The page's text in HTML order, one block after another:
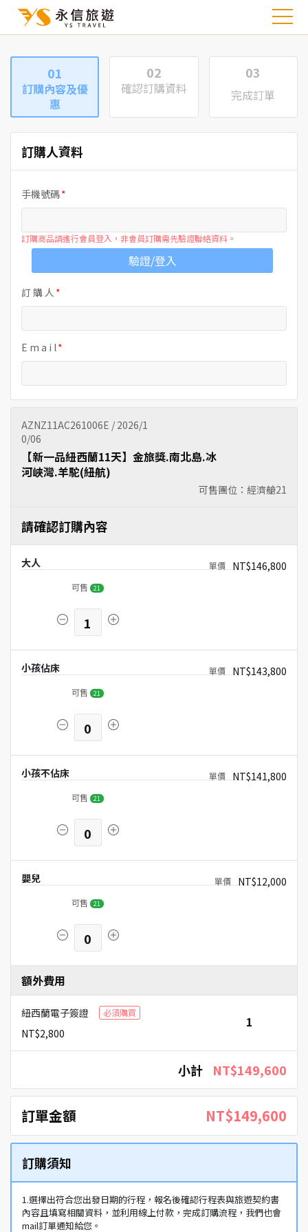
01
訂購內容及優
惠
02
確認訂購資料
03
完成訂單
訂購人資料
手機號碼
訂購商品請進行會員登入，非會員訂購需先驗證聯絡資料。
驗證/登入
訂 購 人
E m a i l
AZNZ11AC261006E / 2026/1
0/06
可售團位：經濟艙21
【新一品紐西蘭11天】金旅獎.南北島.冰
河峽灣.羊駝(紐航)
請確認訂購內容
大人 NT$146,800
可售 21
1
小孩佔床 NT$143,800
可售 21
0
小孩不佔床 NT$141,800
可售 21
0
嬰兒 NT$12,000
可售 21
0
額外費用
紐西蘭電子簽證 必須購買
NT$2,800
1
小計 NT$149,600
訂單金額 NT$149,600
訂購須知
1.選擇出符合您出發日期的行程，報名後確認行程表與旅遊契約書
內容且填寫相關資料，並利用線上付款，完成訂購流程，我們也會
mail訂單通知給您。